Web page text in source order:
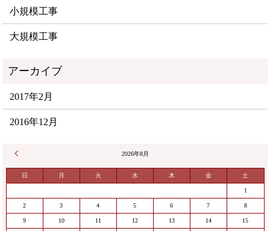
小規模工事
大規模工事
2017年2月
2016年12月
2026年8月
日 月 火 水 木 金 土
1
2 3 4 5 6 7 8
9 10 11 12 13 14 15